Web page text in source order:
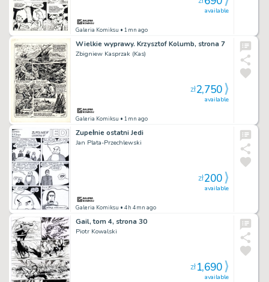
Galeria Komiksu • 1mn ago
available
Wielkie wyprawy. Krzysztof Kolumb, strona 7
Zbigniew Kasprzak (Kas)
Galeria Komiksu • 1mn ago
available
zł2,750
Zupełnie ostatni Jedi
Jan Plata-Przechlewski
Galeria Komiksu • 4h 4mn ago
available
zł200
Gail, tom 4, strona 30
Piotr Kowalski
available
zł1,690